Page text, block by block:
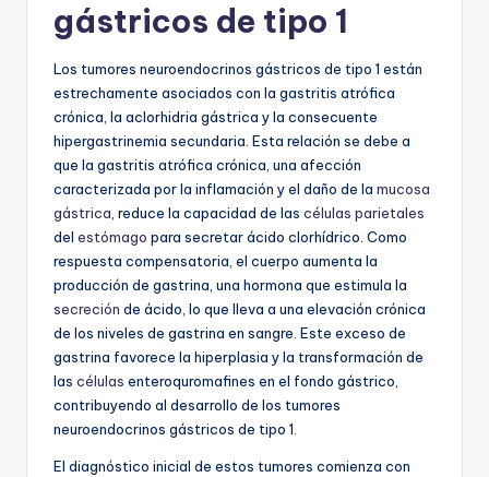
gástricos de tipo 1
Los tumores neuroendocrinos gástricos de tipo 1 están
estrechamente asociados con la gastritis atrófica
crónica, la aclorhidria gástrica y la consecuente
hipergastrinemia secundaria. Esta relación se debe a
que la gastritis atrófica crónica, una afección
caracterizada por la inflamación y el daño de la mucosa
gástrica, reduce la capacidad de las células parietales
del estómago para secretar ácido clorhídrico. Como
respuesta compensatoria, el cuerpo aumenta la
producción de gastrina, una hormona que estimula la
secreción de ácido, lo que lleva a una elevación crónica
de los niveles de gastrina en sangre. Este exceso de
gastrina favorece la hiperplasia y la transformación de
las células enteroquromafines en el fondo gástrico,
contribuyendo al desarrollo de los tumores
neuroendocrinos gástricos de tipo 1.
El diagnóstico inicial de estos tumores comienza con